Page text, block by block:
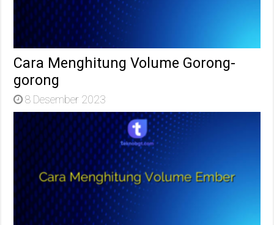
Cara Menghitung Volume Gorong-
gorong
8 Desember 2023